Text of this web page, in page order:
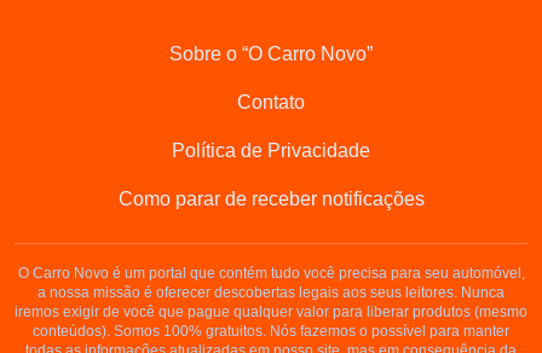
Sobre o “O Carro Novo”
Contato
Política de Privacidade
Como parar de receber notificações
O Carro Novo é um portal que contém tudo você precisa para seu automóvel,
a nossa missão é oferecer descobertas legais aos seus leitores. Nunca
iremos exigir de você que pague qualquer valor para liberar produtos (mesmo
conteúdos). Somos 100% gratuitos. Nós fazemos o possível para manter